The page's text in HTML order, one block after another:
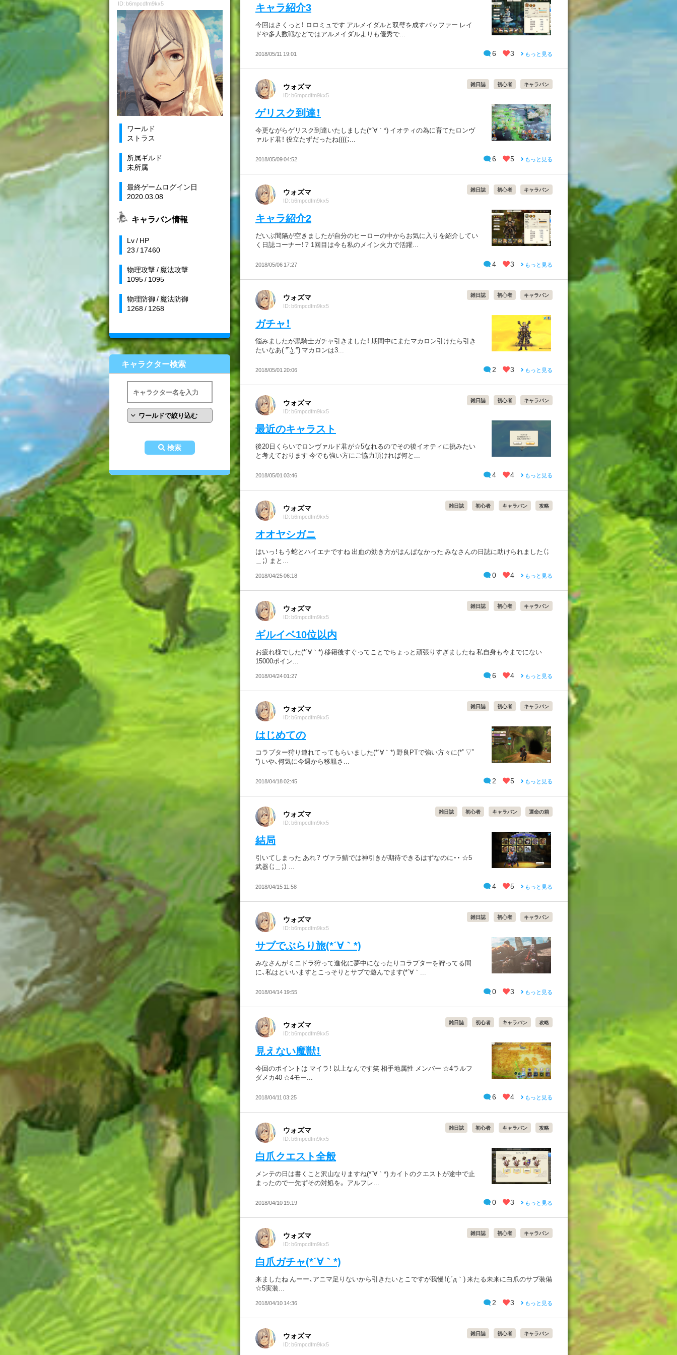
ID: b6mpcdfm9kx5
ワールド
ストラス
所属ギルド
未所属
最終ゲームログイン日
2020.03.08
キャラバン情報
Lv / HP
23 / 17460
物理攻撃 / 魔法攻撃
1095 / 1095
物理防御 / 魔法防御
1268 / 1268
キャラクター検索
検索
キャラ紹介3
今回はさくっと！ ロロミュです アルメイダルと双璧を成すバッファー レイ
ドや多人数戦などではアルメイダルよりも優秀で...
2018/05/11 19:01 6 3 もっと見る
ウォズマ
ID: b6mpcdfm9kx5
雑日誌 初心者 キャラバン
ゲリスク到達！
今更ながらゲリスク到達いたしました(*´∀｀*) イオティの為に育てたロンヴ
ァルド君！ 役立たずだったね((((；...
2018/05/09 04:52 6 5 もっと見る
ウォズマ
ID: b6mpcdfm9kx5
雑日誌 初心者 キャラバン
キャラ紹介2
だいぶ間隔が空きましたが自分のヒーローの中からお気に入りを紹介してい
く日誌コーナー！？ 1回目は今も私のメイン火力で活躍...
2018/05/06 17:27 4 3 もっと見る
ウォズマ
ID: b6mpcdfm9kx5
雑日誌 初心者 キャラバン
ガチャ！
悩みましたが黒騎士ガチャ引きました！ 期間中にまたマカロン引けたら引き
たいなあ( ͡° ͜ʖ ͡°) マカロンは3...
2018/05/01 20:06 2 3 もっと見る
ウォズマ
ID: b6mpcdfm9kx5
雑日誌 初心者 キャラバン
最近のキャラスト
後20日くらいでロンヴァルド君が☆5なれるのでその後イオティに挑みたい
と考えております 今でも強い方にご協力頂ければ何と...
2018/05/01 03:46 4 4 もっと見る
ウォズマ
ID: b6mpcdfm9kx5
雑日誌 初心者 キャラバン 攻略
オオヤシガニ
はいっ！もう蛇とハイエナですね 出血の効き方がはんぱなかった みなさんの日誌に助けられました（；
＿；） まと...
2018/04/25 06:18 0 4 もっと見る
ウォズマ
ID: b6mpcdfm9kx5
雑日誌 初心者 キャラバン
ギルイベ10位以内
お疲れ様でした(*´∀｀*) 移籍後すぐってことでちょっと頑張りすぎましたね 私自身も今までにない
15000ポイン...
2018/04/24 01:27 6 4 もっと見る
ウォズマ
ID: b6mpcdfm9kx5
雑日誌 初心者 キャラバン
はじめての
コラプター狩り連れてってもらいました(*´∀｀*) 野良PTで強い方々に(*ﾟ▽ﾟ
*) いや、何気に今週から移籍さ...
2018/04/18 02:45 2 5 もっと見る
ウォズマ
ID: b6mpcdfm9kx5
雑日誌 初心者 キャラバン 運命の箱
結局
引いてしまった あれ？ ヴァラ鯖では神引きが期待できるはずなのに・・ ☆5
武器（；＿；） ...
2018/04/15 11:58 4 5 もっと見る
ウォズマ
ID: b6mpcdfm9kx5
雑日誌 初心者 キャラバン
サブでぶらり旅(*´∀｀*)
みなさんがミニドラ狩って進化に夢中になったりコラプターを狩ってる間
に、私はといいますとこっそりとサブで遊んでます(*´∀｀...
2018/04/14 19:55 0 3 もっと見る
ウォズマ
ID: b6mpcdfm9kx5
雑日誌 初心者 キャラバン 攻略
見えない魔獣！
今回のポイントは マイラ！ 以上なんです笑 相手地属性 メンバー ☆4ラルフ
ダメカ40 ☆4モー...
2018/04/11 03:25 6 4 もっと見る
ウォズマ
ID: b6mpcdfm9kx5
雑日誌 初心者 キャラバン 攻略
白爪クエスト全般
メンテの日は書くこと沢山なりますね(*´∀｀*) カイトのクエストが途中で止
まったので一先ずその対処を。 アルフレ...
2018/04/10 19:19 0 3 もっと見る
ウォズマ
ID: b6mpcdfm9kx5
雑日誌 初心者 キャラバン
白爪ガチャ(*´∀｀*)
来ましたね んーー、アニマ足りないから引きたいとこですが我慢！(;´д｀) 来たる未来に白爪のサブ装備
☆5実装...
2018/04/10 14:36 2 3 もっと見る
ウォズマ
ID: b6mpcdfm9kx5
雑日誌 初心者 キャラバン